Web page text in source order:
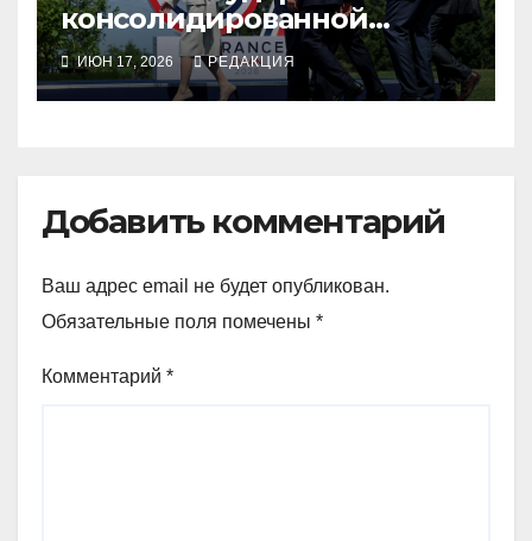
консолидированной
позиции, несмотря на
босса Трампа
ИЮН 17, 2026 РЕДАКЦИЯ
Добавить комментарий
Ваш адрес email не будет опубликован.
Обязательные поля помечены *
Комментарий *